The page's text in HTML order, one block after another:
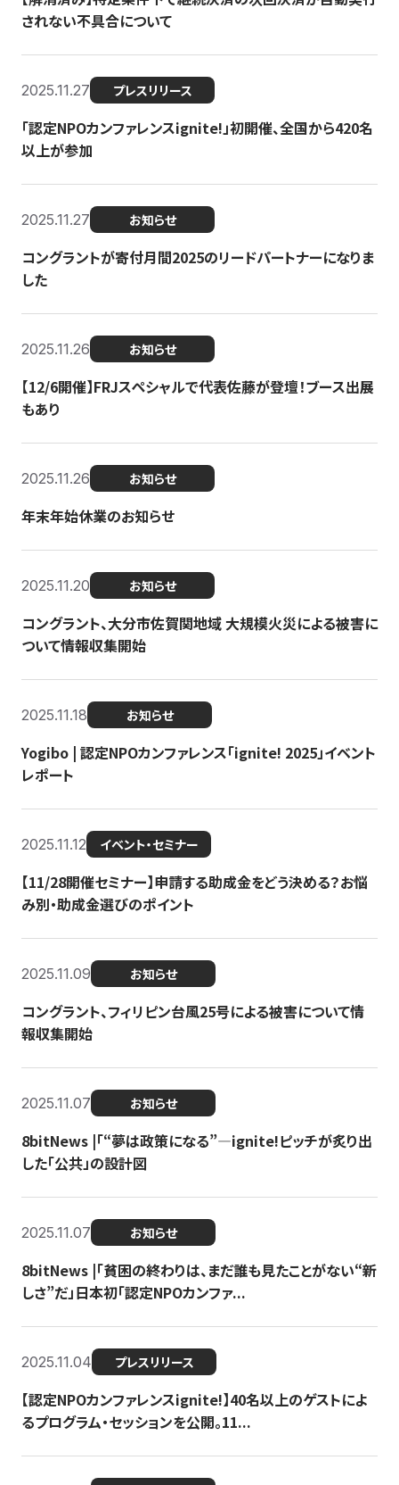
されない不具合について
2025.11.27 プレスリリース
「認定NPOカンファレンスignite!」初開催、全国から420名
以上が参加
2025.11.27 お知らせ
コングラントが寄付月間2025のリードパートナーになりま
した
2025.11.26 お知らせ
【12/6開催】FRJスペシャルで代表佐藤が登壇！ブース出展
もあり
2025.11.26 お知らせ
年末年始休業のお知らせ
2025.11.20 お知らせ
コングラント、大分市佐賀関地域 大規模火災による被害に
ついて情報収集開始
2025.11.18 お知らせ
Yogibo | 認定NPOカンファレンス「ignite! 2025」イベント
レポート
2025.11.12 イベント・セミナー
【11/28開催セミナー】申請する助成金をどう決める？お悩
み別・助成金選びのポイント
2025.11.09 お知らせ
コングラント、フィリピン台風25号による被害について情
報収集開始
2025.11.07 お知らせ
8bitNews |「“夢は政策になる”—ignite!ピッチが炙り出
した「公共」の設計図
2025.11.07 お知らせ
8bitNews |「貧困の終わりは、まだ誰も見たことがない“新
しさ”だ」日本初「認定NPOカンファ...
2025.11.04 プレスリリース
【認定NPOカンファレンスignite!】40名以上のゲストによ
るプログラム・セッションを公開。11...